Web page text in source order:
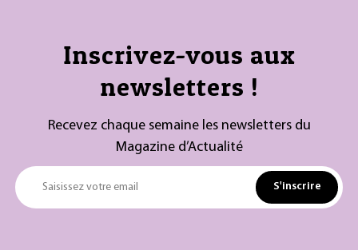
Inscrivez-vous aux
newsletters !
Recevez chaque semaine les newsletters du
Magazine d’Actualité
Saisissez votre email S'inscrire